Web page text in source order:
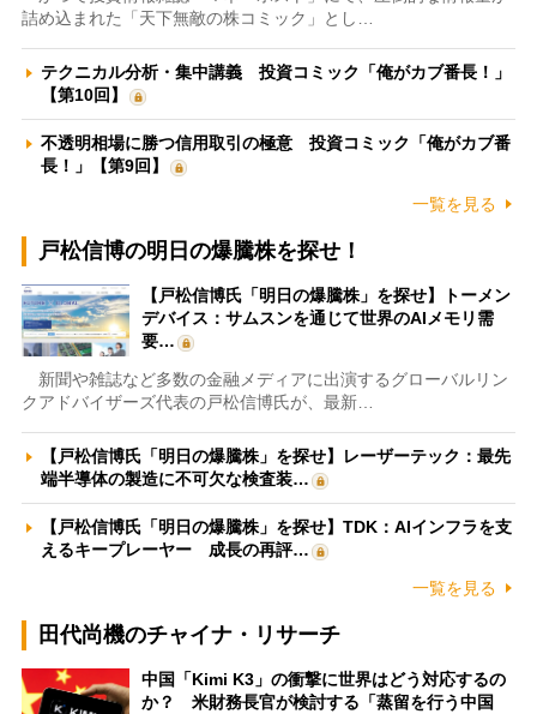
詰め込まれた「天下無敵の株コミック」とし…
テクニカル分析・集中講義 投資コミック「俺がカブ番長！」
【第10回】
不透明相場に勝つ信用取引の極意 投資コミック「俺がカブ番
長！」【第9回】
一覧を見る
戸松信博の明日の爆騰株を探せ！
【戸松信博氏「明日の爆騰株」を探せ】トーメン
デバイス：サムスンを通じて世界のAIメモリ需
要…
新聞や雑誌など多数の金融メディアに出演するグローバルリン
クアドバイザーズ代表の戸松信博氏が、最新…
【戸松信博氏「明日の爆騰株」を探せ】レーザーテック：最先
端半導体の製造に不可欠な検査装…
【戸松信博氏「明日の爆騰株」を探せ】TDK：AIインフラを支
えるキープレーヤー 成長の再評…
一覧を見る
田代尚機のチャイナ・リサーチ
中国「Kimi K3」の衝撃に世界はどう対応するの
か？ 米財務長官が検討する「蒸留を行う中国